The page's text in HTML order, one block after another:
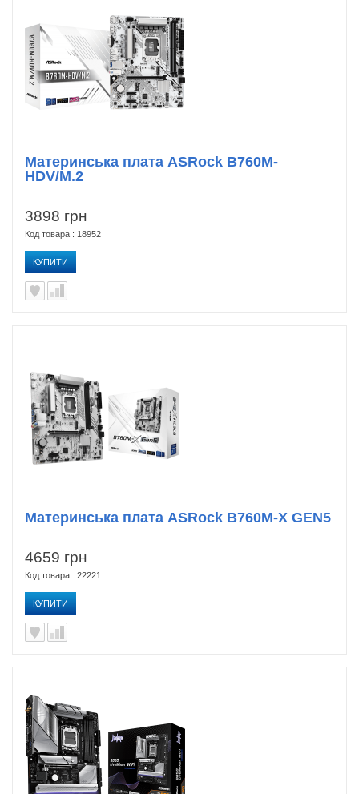
3898 грн
Код товара : 18952
КУПИТИ
Материнська плата ASRock B760M-
HDV/M.2
4659 грн
Код товара : 22221
КУПИТИ
Материнська плата ASRock B760M-X GEN5